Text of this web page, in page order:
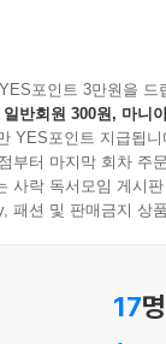
은 겸재 정선,
모두 당대를 대
한다. 아울러 그
를 찾아 작품 활
임종업 기자. 특
포인트 3만원을 드
일반회원 300원, 마니
YES포인트 지급됩니
부터 마지막 회차 주
사락 독서모임 게시
패션 및 판매금지 상
17